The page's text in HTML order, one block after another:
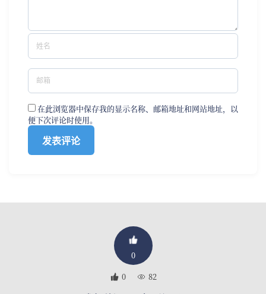
在此浏览器中保存我的显示名称、邮箱地址和网站地址，以
便下次评论时使用。
0
0
82